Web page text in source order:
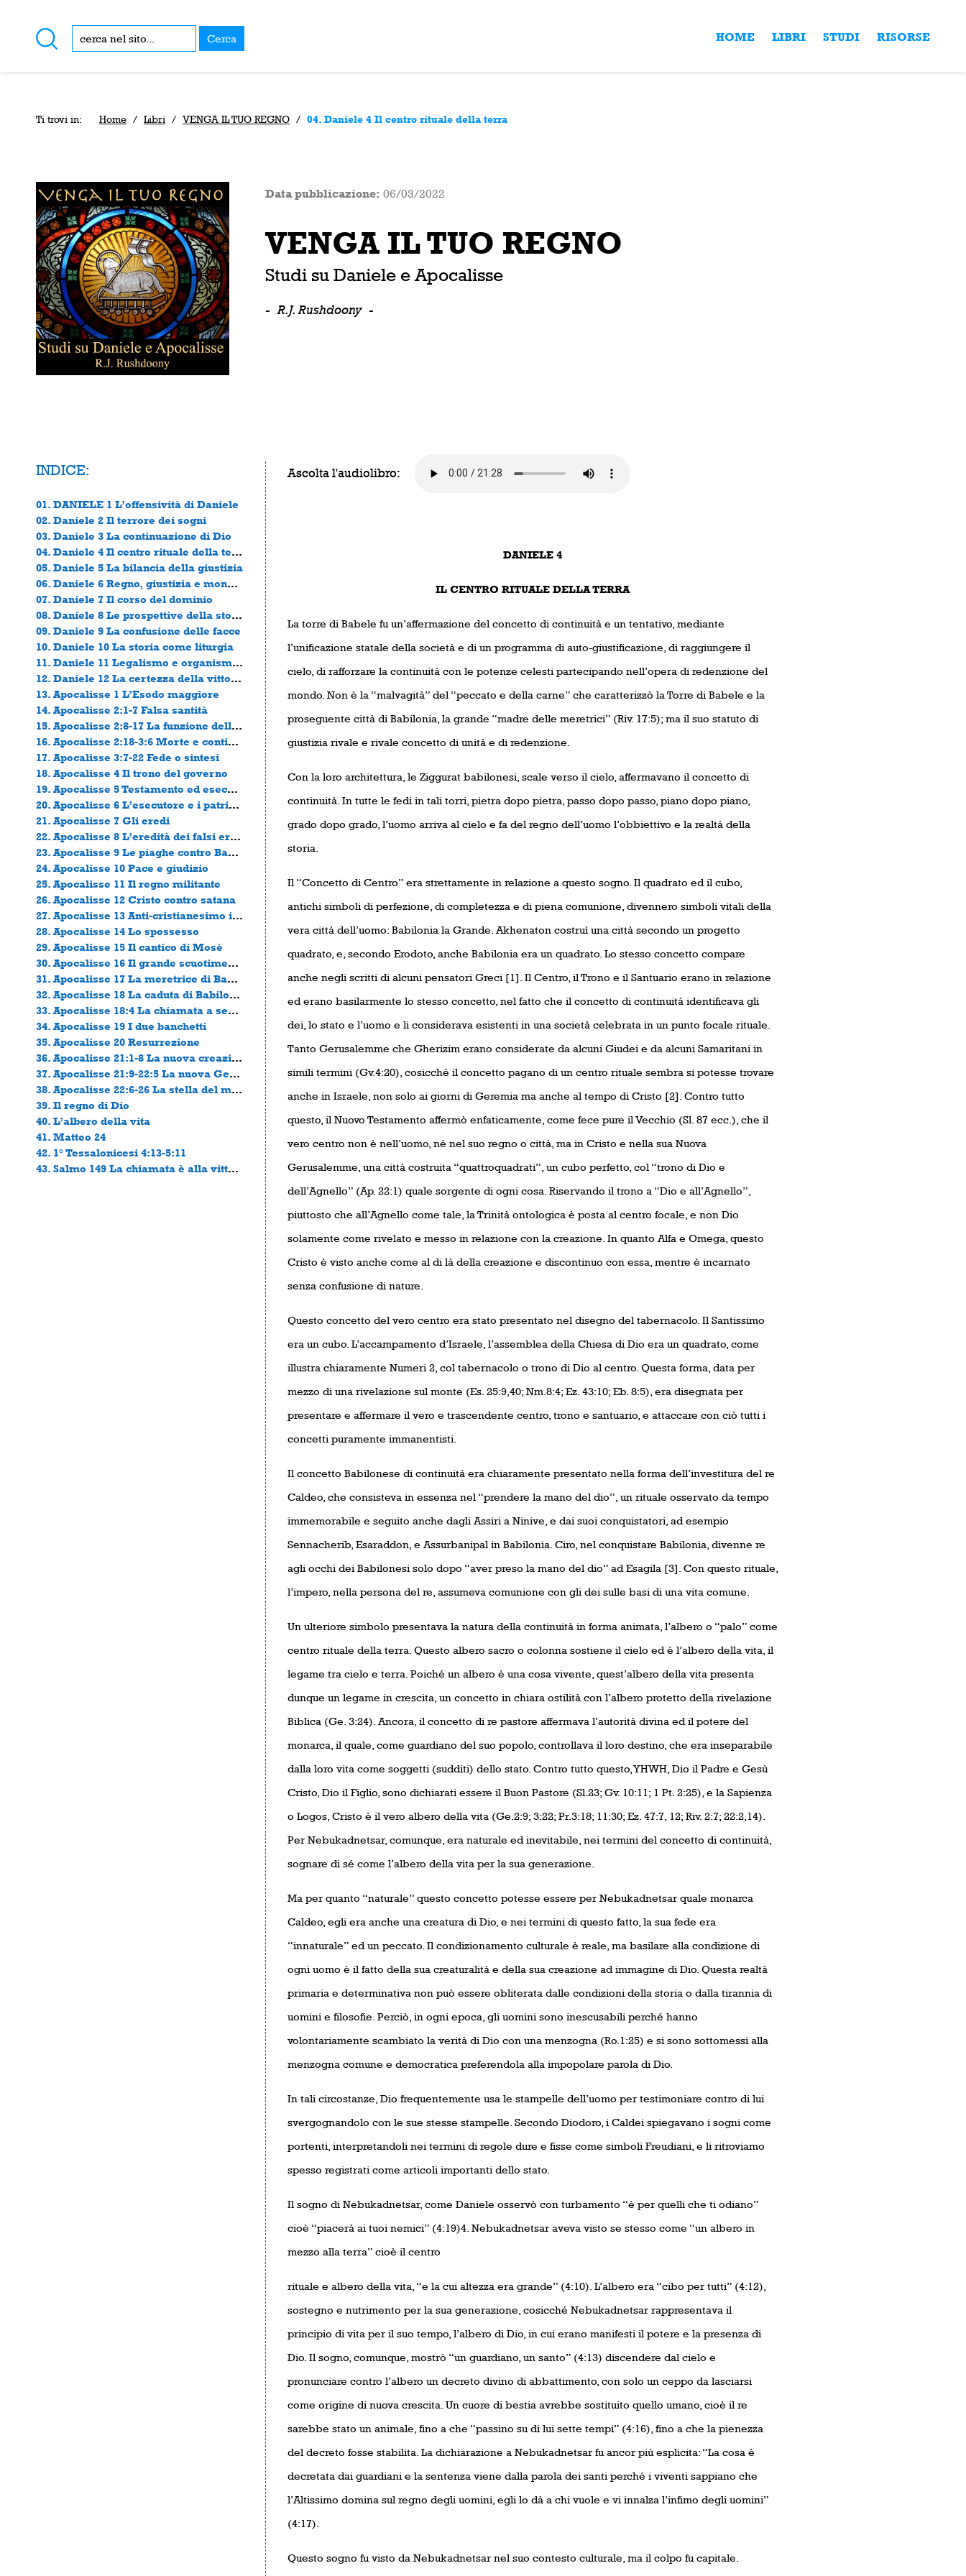
Cerca HOME LIBRI STUDI RISORSE
Ti trovi in: Home / Libri / VENGA IL TUO REGNO / 04. Daniele 4 Il centro rituale della terra
Data pubblicazione: 06/03/2022
VENGA IL TUO REGNO
Studi su Daniele e Apocalisse
- R.J. Rushdoony -
INDICE:
01. DANIELE 1 L’offensività di Daniele
02. Daniele 2 Il terrore dei sogni
03. Daniele 3 La continuazione di Dio
04. Daniele 4 Il centro rituale della terra
05. Daniele 5 La bilancia della giustizia
06. Daniele 6 Regno, giustizia e monoteismo
07. Daniele 7 Il corso del dominio
08. Daniele 8 Le prospettive della storia
09. Daniele 9 La confusione delle facce
10. Daniele 10 La storia come liturgia
11. Daniele 11 Legalismo e organismo (corpo sociale)
12. Daniele 12 La certezza della vittoria
13. Apocalisse 1 L’Esodo maggiore
14. Apocalisse 2:1-7 Falsa santità
15. Apocalisse 2:8-17 La funzione dello Stato
16. Apocalisse 2:18-3:6 Morte e continuità
17. Apocalisse 3:7-22 Fede o sintesi
18. Apocalisse 4 Il trono del governo
19. Apocalisse 5 Testamento ed esecutore
20. Apocalisse 6 L’esecutore e i patrimonio
21. Apocalisse 7 Gli eredi
22. Apocalisse 8 L’eredità dei falsi eredi
23. Apocalisse 9 Le piaghe contro Babilonia
24. Apocalisse 10 Pace e giudizio
25. Apocalisse 11 Il regno militante
26. Apocalisse 12 Cristo contro satana
27. Apocalisse 13 Anti-cristianesimo in Chiesa e Stato
28. Apocalisse 14 Lo spossesso
29. Apocalisse 15 Il cantico di Mosè
30. Apocalisse 16 Il grande scuotimento
31. Apocalisse 17 La meretrice di Babilonia
32. Apocalisse 18 La caduta di Babilonia
33. Apocalisse 18:4 La chiamata a separarsi
34. Apocalisse 19 I due banchetti
35. Apocalisse 20 Resurrezione
36. Apocalisse 21:1-8 La nuova creazione
37. Apocalisse 21:9-22:5 La nuova Gerusalemme
38. Apocalisse 22:6-26 La stella del mattino
39. Il regno di Dio
40. L’albero della vita
41. Matteo 24
42. 1° Tessalonicesi 4:13-5:11
43. Salmo 149 La chiamata è alla vittoria
Ascolta l'audiolibro:
DANIELE 4
IL CENTRO RITUALE DELLA TERRA
La torre di Babele fu un’affermazione del concetto di continuità e un tentativo, mediante
l’unificazione statale della società e di un programma di auto-giustificazione, di raggiungere il
cielo, di rafforzare la continuità con le potenze celesti partecipando nell’opera di redenzione del
mondo. Non è la “malvagità” del “peccato e della carne” che caratterizzò la Torre di Babele e la
proseguente città di Babilonia, la grande “madre delle meretrici” (Riv. 17:5); ma il suo statuto di
giustizia rivale e rivale concetto di unità e di redenzione.
Con la loro architettura, le Ziggurat babilonesi, scale verso il cielo, affermavano il concetto di
continuità. In tutte le fedi in tali torri, pietra dopo pietra, passo dopo passo, piano dopo piano,
grado dopo grado, l’uomo arriva al cielo e fa del regno dell’uomo l’obbiettivo e la realtà della
storia.
Il “Concetto di Centro” era strettamente in relazione a questo sogno. Il quadrato ed il cubo,
antichi simboli di perfezione, di completezza e di piena comunione, divennero simboli vitali della
vera città dell’uomo: Babilonia la Grande. Akhenaton costruì una città secondo un progetto
quadrato, e, secondo Erodoto, anche Babilonia era un quadrato. Lo stesso concetto compare
anche negli scritti di alcuni pensatori Greci [1]. Il Centro, il Trono e il Santuario erano in relazione
ed erano basilarmente lo stesso concetto, nel fatto che il concetto di continuità identificava gli
dei, lo stato e l’uomo e li considerava esistenti in una società celebrata in un punto focale rituale.
Tanto Gerusalemme che Gherizim erano considerate da alcuni Giudei e da alcuni Samaritani in
simili termini (Gv.4:20), cosicché il concetto pagano di un centro rituale sembra si potesse trovare
anche in Israele, non solo ai giorni di Geremia ma anche al tempo di Cristo [2]. Contro tutto
questo, il Nuovo Testamento affermò enfaticamente, come fece pure il Vecchio (Sl. 87 ecc.), che il
vero centro non è nell’uomo, né nel suo regno o città, ma in Cristo e nella sua Nuova
Gerusalemme, una città costruita “quattroquadrati”, un cubo perfetto, col “trono di Dio e
dell’Agnello” (Ap. 22:1) quale sorgente di ogni cosa. Riservando il trono a “Dio e all’Agnello”,
piuttosto che all’Agnello come tale, la Trinità ontologica è posta al centro focale, e non Dio
solamente come rivelato e messo in relazione con la creazione. In quanto Alfa e Omega, questo
Cristo è visto anche come al di là della creazione e discontinuo con essa, mentre è incarnato
senza confusione di nature.
Questo concetto del vero centro era stato presentato nel disegno del tabernacolo. Il Santissimo
era un cubo. L’accampamento d’Israele, l’assemblea della Chiesa di Dio era un quadrato, come
illustra chiaramente Numeri 2, col tabernacolo o trono di Dio al centro. Questa forma, data per
mezzo di una rivelazione sul monte (Es. 25:9,40; Nm.8:4; Ez. 43:10; Eb. 8:5), era disegnata per
presentare e affermare il vero e trascendente centro, trono e santuario, e attaccare con ciò tutti i
concetti puramente immanentisti.
Il concetto Babilonese di continuità era chiaramente presentato nella forma dell’investitura del re
Caldeo, che consisteva in essenza nel “prendere la mano del dio”, un rituale osservato da tempo
immemorabile e seguito anche dagli Assiri a Ninive, e dai suoi conquistatori, ad esempio
Sennacherib, Esaraddon, e Assurbanipal in Babilonia. Ciro, nel conquistare Babilonia, divenne re
agli occhi dei Babilonesi solo dopo “aver preso la mano del dio” ad Esagila [3]. Con questo rituale,
l’impero, nella persona del re, assumeva comunione con gli dei sulle basi di una vita comune.
Un ulteriore simbolo presentava la natura della continuità in forma animata, l’albero o “palo” come
centro rituale della terra. Questo albero sacro o colonna sostiene il cielo ed è l’albero della vita, il
legame tra cielo e terra. Poiché un albero è una cosa vivente, quest’albero della vita presenta
dunque un legame in crescita, un concetto in chiara ostilità con l’albero protetto della rivelazione
Biblica (Ge. 3:24). Ancora, il concetto di re pastore affermava l’autorità divina ed il potere del
monarca, il quale, come guardiano del suo popolo, controllava il loro destino, che era inseparabile
dalla loro vita come soggetti (sudditi) dello stato. Contro tutto questo, YHWH, Dio il Padre e Gesù
Cristo, Dio il Figlio, sono dichiarati essere il Buon Pastore (Sl.23; Gv. 10:11; 1 Pt. 2:25), e la Sapienza
o Logos, Cristo è il vero albero della vita (Ge.2:9; 3:22; Pr.3:18; 11:30; Ez. 47:7, 12; Riv. 2:7; 22:2,14).
Per Nebukadnetsar, comunque, era naturale ed inevitabile, nei termini del concetto di continuità,
sognare di sé come l’albero della vita per la sua generazione.
Ma per quanto “naturale” questo concetto potesse essere per Nebukadnetsar quale monarca
Caldeo, egli era anche una creatura di Dio, e nei termini di questo fatto, la sua fede era
“innaturale” ed un peccato. Il condizionamento culturale è reale, ma basilare alla condizione di
ogni uomo è il fatto della sua creaturalità e della sua creazione ad immagine di Dio. Questa realtà
primaria e determinativa non può essere obliterata dalle condizioni della storia o dalla tirannia di
uomini e filosofie. Perciò, in ogni epoca, gli uomini sono inescusabili perché hanno
volontariamente scambiato la verità di Dio con una menzogna (Ro.1:25) e si sono sottomessi alla
menzogna comune e democratica preferendola alla impopolare parola di Dio.
In tali circostanze, Dio frequentemente usa le stampelle dell’uomo per testimoniare contro di lui
svergognandolo con le sue stesse stampelle. Secondo Diodoro, i Caldei spiegavano i sogni come
portenti, interpretandoli nei termini di regole dure e fisse come simboli Freudiani, e li ritroviamo
spesso registrati come articoli importanti dello stato.
Il sogno di Nebukadnetsar, come Daniele osservò con turbamento “è per quelli che ti odiano”
cioè “piacerà ai tuoi nemici” (4:19)4. Nebukadnetsar aveva visto se stesso come “un albero in
mezzo alla terra” cioè il centro
rituale e albero della vita, “e la cui altezza era grande” (4:10). L’albero era “cibo per tutti” (4:12),
sostegno e nutrimento per la sua generazione, cosicché Nebukadnetsar rappresentava il
principio di vita per il suo tempo, l’albero di Dio, in cui erano manifesti il potere e la presenza di
Dio. Il sogno, comunque, mostrò “un guardiano, un santo” (4:13) discendere dal cielo e
pronunciare contro l’albero un decreto divino di abbattimento, con solo un ceppo da lasciarsi
come origine di nuova crescita. Un cuore di bestia avrebbe sostituito quello umano, cioè il re
sarebbe stato un animale, fino a che “passino su di lui sette tempi” (4:16), fino a che la pienezza
del decreto fosse stabilita. La dichiarazione a Nebukadnetsar fu ancor più esplicita: “La cosa è
decretata dai guardiani e la sentenza viene dalla parola dei santi perché i viventi sappiano che
l’Altissimo domina sul regno degli uomini, egli lo dà a chi vuole e vi innalza l’infimo degli uomini”
(4:17).
Questo sogno fu visto da Nebukadnetsar nel suo contesto culturale, ma il colpo fu capitale.